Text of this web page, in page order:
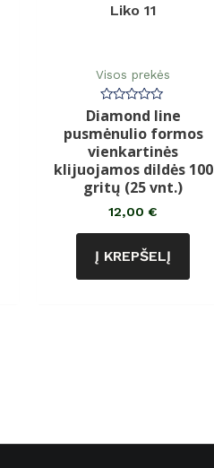
Liko 11
Visos prekės
Įvertinimas:
0
iš
5
Diamond line
pusmėnulio formos
vienkartinės
klijuojamos dildės 100
gritų (25 vnt.)
12,00€
Į KREPŠELĮ